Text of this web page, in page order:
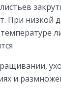
При низкой
и